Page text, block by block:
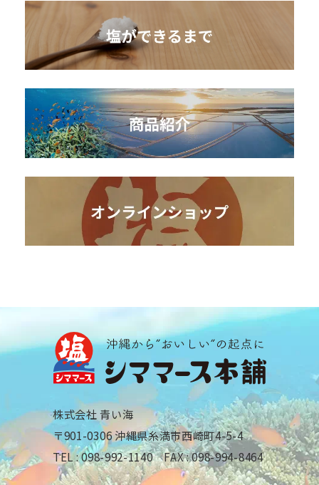
株式会社 青い海
〒901-0306 沖縄県糸満市西崎町4-5-4
TEL : 098-992-1140 FAX : 098-994-8464